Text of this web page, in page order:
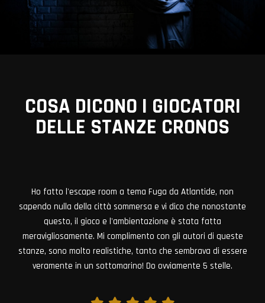
COSA DICONO I GIOCATORI
DELLE STANZE CRONOS
Dovere scelte apprezzabili, si prenota tramite sito, i minori di
14 anni devono essere accompagnati da un maggiorenne,
max 8 giocatori a stanza, costo diverso a seconda del
numero dei giocatori, che va da 20 euro a 25, se non basta il
tempo si possono avere 15 minuti in più al costo di 2 euro a
testa. Nelle vicinanze c'è un mercato rionale che nei momenti
cui la ricerca del posto auto è minima...si parcheggia lì!